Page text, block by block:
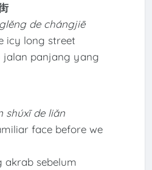
de chángjiē
icy long street
jalan panjang yang
shúxī de liǎn
face before we
akrab sebelum